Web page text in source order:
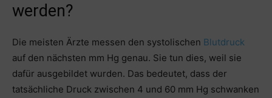
werden?
Die meisten Ärzte messen den systolischen Blutdruck
auf den nächsten mm Hg genau. Sie tun dies, weil sie
dafür ausgebildet wurden. Das bedeutet, dass der
tatsächliche Druck zwischen 4 und 60 mm Hg schwanken